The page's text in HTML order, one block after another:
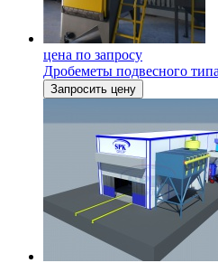
цена по запросу
Дробеметы подвесного
Запросить цену